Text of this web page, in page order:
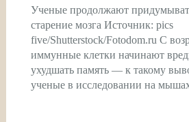
Ученые продолжают
старение мозга Источник: pics
five/Shutterstock/Fotodom.ru С
иммунные клетки начинают
ухудшать память — к такому
ученые в исследовании на